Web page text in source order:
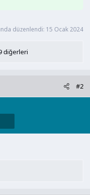
düzenlendi: 15 Ocak 2024
diğerleri
#2